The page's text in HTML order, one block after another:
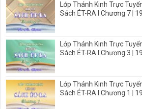
Lớp Thánh Kinh Trực
Sách ÉT-RA I Chương 7 |
Lớp Thánh Kinh Trực
Sách ÉT-RA I Chương 3 |
Lớp Thánh Kinh Trực
Sách ÉT-RA I Chương 1 |